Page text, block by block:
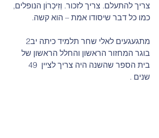
צריך להתעלם. צריך לזכור. וְזִיכְרוֹן הנופלים,
כמו כל דבר שיסודו אמת – הוא קשה.
בוגר המחזור הראשון והחלל הראשון של
שנים .